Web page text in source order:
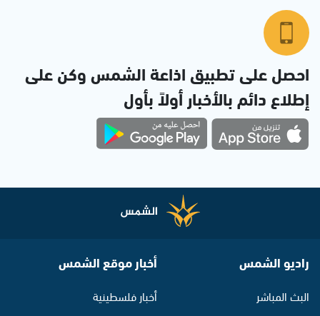
احصل على تطبيق اذاعة الشمس وكن على
إطلاع دائم بالأخبار أولاً بأول
راديو الشمس
البث المباشر
أخبار موقع الشمس
أخبار فلسطينية